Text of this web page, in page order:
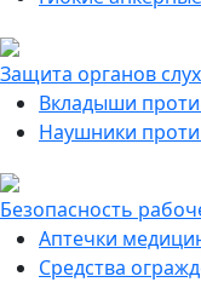
Защита органов
Вкладыши
Наушники
Безопасность
Аптечки
Средства